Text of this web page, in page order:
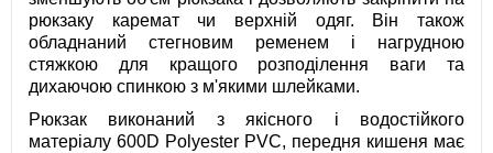
рюкзаку каремат чи верхній одяг. Він також
обладнаний стегновим ременем і нагрудною
стяжкою для кращого розподілення ваги та
дихаючою спинкою з м'якими шлейками.
Рюкзак виконаний з якісного і водостійкого
матеріалу 600D Polyester PVC, передня кишеня має